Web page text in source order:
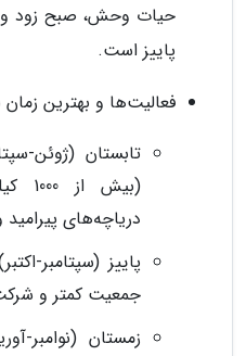
حیات وحش، صبح زود و
پاییز است.
فعالیت‌ها و بهترین زمان
تابستان (ژوئن-
دریاچه‌های پیرامید
پاییز (سپتامبر-
جمعیت کمتر و
زمستان (نوامبر-